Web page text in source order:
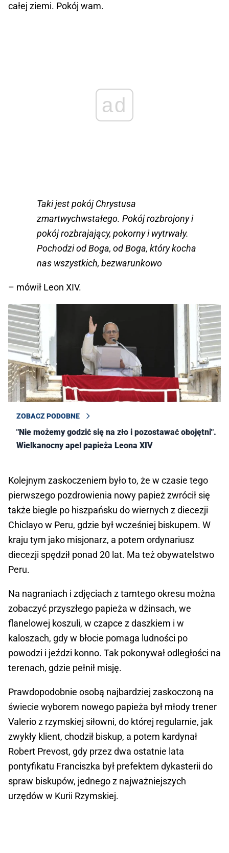
całej ziemi. Pokój wam.
ad
Taki jest pokój Chrystusa
zmartwychwstałego. Pokój rozbrojony i
pokój rozbrajający, pokorny i wytrwały.
Pochodzi od Boga, od Boga, który kocha
nas wszystkich, bezwarunkowo
– mówił Leon XIV.
ZOBACZ PODOBNE
"Nie możemy godzić się na zło i pozostawać obojętni".
Wielkanocny apel papieża Leona XIV
Kolejnym zaskoczeniem było to, że w czasie tego
pierwszego pozdrowienia nowy papież zwrócił się
także biegle po hiszpańsku do wiernych z diecezji
Chiclayo w Peru, gdzie był wcześniej biskupem. W
kraju tym jako misjonarz, a potem ordynariusz
diecezji spędził ponad 20 lat. Ma też obywatelstwo
Peru.
Na nagraniach i zdjęciach z tamtego okresu można
zobaczyć przyszłego papieża w dżinsach, we
flanelowej koszuli, w czapce z daszkiem i w
kaloszach, gdy w błocie pomaga ludności po
powodzi i jeździ konno. Tak pokonywał odległości na
terenach, gdzie pełnił misję.
Prawdopodobnie osobą najbardziej zaskoczoną na
świecie wyborem nowego papieża był młody trener
Valerio z rzymskiej siłowni, do której regularnie, jak
zwykły klient, chodził biskup, a potem kardynał
Robert Prevost, gdy przez dwa ostatnie lata
pontyfikatu Franciszka był prefektem dykasterii do
spraw biskupów, jednego z najważniejszych
urzędów w Kurii Rzymskiej.